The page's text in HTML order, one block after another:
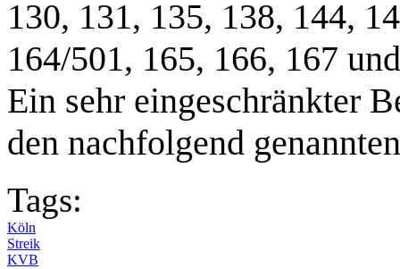
130, 131, 135, 138, 144,
164/501, 165, 166, 167
Ein sehr eingeschränkter
den nachfolgend genannten
Tags:
Köln
Streik
KVB